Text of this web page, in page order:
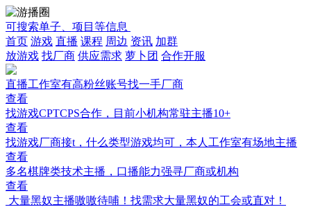
可搜索单子、项目等信息
首页 游戏 直播 课程 周边 资讯 加群
放游戏 找厂商 供应需求 萝卜团 合作开服
直播工作室有高粉丝账号找一手厂商
查看
找游戏CPTCPS合作，目前小机构常驻主播10+
查看
找游戏厂商接t，什么类型游戏均可，本人工作室有场地主播
查看
多名棋牌类技术主播，口播能力强寻厂商或机构
查看
大量黑奴主播嗷嗷待哺！找需求大量黑奴的工会或直对！